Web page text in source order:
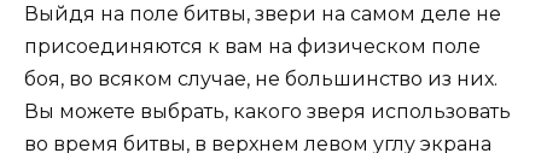
Выйдя на поле битвы, звери на самом деле не
присоединяются к вам на физическом поле
боя, во всяком случае, не большинство из них.
Вы можете выбрать, какого зверя использовать
во время битвы, в верхнем левом углу экрана